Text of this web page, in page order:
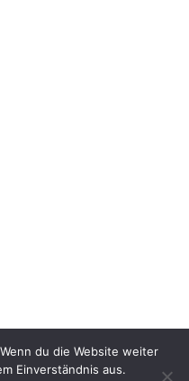
du die Website weiter
Einverständnis aus.